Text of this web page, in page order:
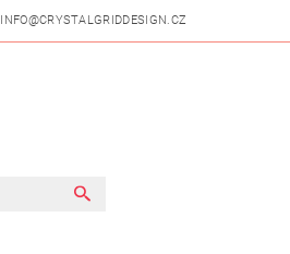
INFO@CRYSTALGRIDDESIGN.CZ